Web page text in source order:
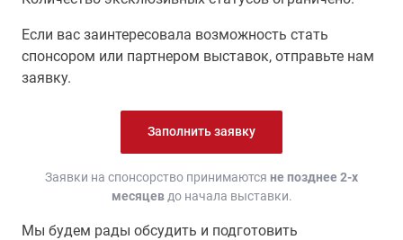
Если вас заинтересовала возможность стать
спонсором или партнером выставок, отправьте нам
заявку.
Заполнить заявку
Заявки на спонсорство принимаются не позднее 2-х
месяцевдо начала выставки.
Мы будем рады обсудить и подготовить